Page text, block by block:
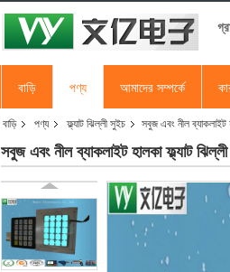
বাড়ি পণ্য আমাদের সম্পর্কে
বাড়ি পণ্য ফ্ল্যাট ঝিল্লী সুইচ সবুজ এবং নীল
সবুজ এবং নীল ব্যাকলাইট হালকা ফ্ল্যাট